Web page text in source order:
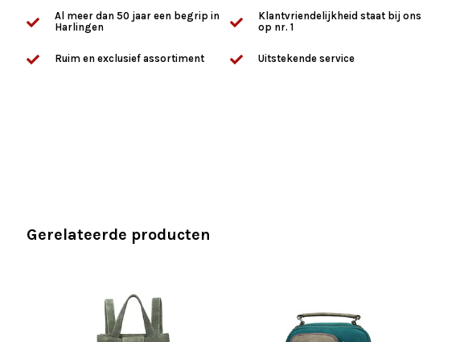
Al meer dan 50 jaar een begrip in
Harlingen
Klantvriendelijkheid staat bij ons
op nr. 1
Ruim en exclusief assortiment Uitstekende service
Gerelateerde producten